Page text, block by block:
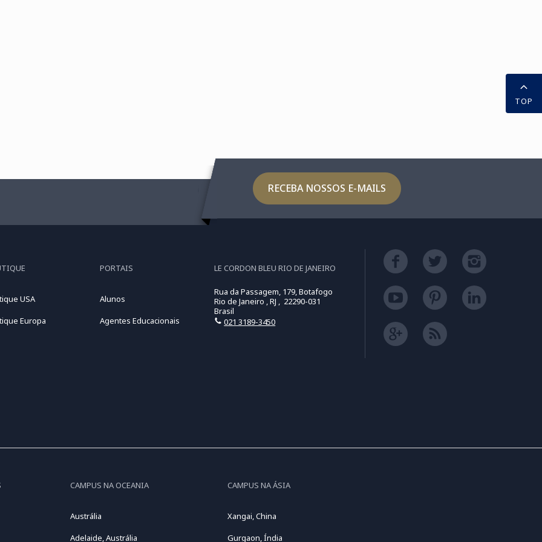
RECEBA NOSSOS E-MAILS
TOP
USA
Europa
PORTAIS
Alunos
Agentes Educacionais
LE CORDON BLEU RIO DE JANEIRO
Rua da Passagem, 179, Botafogo
Rio de Janeiro , RJ , 22290-031
Brasil
021 3189-3450
CAMPUS NA OCEANIA
Austrália
Adelaide, Austrália
CAMPUS NA ÁSIA
Xangai, China
Gurgaon, Índia